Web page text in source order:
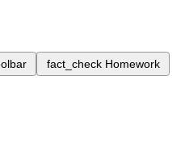
fact_check Homework